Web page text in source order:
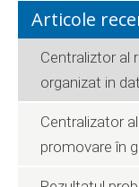
Articole
Centraliztor al
organizat in
Centralizator
promovare în